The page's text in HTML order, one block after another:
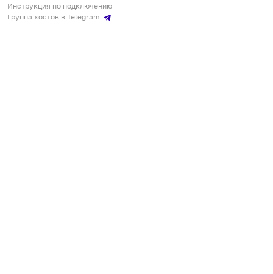
Инструкция по подключению
Группа хостов в Telegram